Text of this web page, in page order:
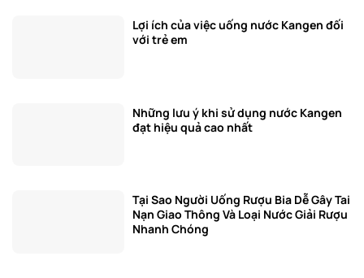
Lợi ích của việc uống nước Kangen đối
với trẻ em
Những lưu ý khi sử dụng nước Kangen
đạt hiệu quả cao nhất
Tại Sao Người Uống Rượu Bia Dễ Gây Tai
Nạn Giao Thông Và Loại Nước Giải Rượu
Nhanh Chóng